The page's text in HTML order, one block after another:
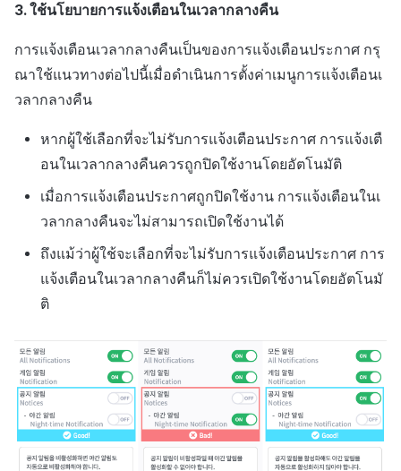
3. ใช้นโยบายการแจ้งเตือนในเวลากลางคืน
การแจ้งเตือนเวลากลางคืนเป็นของการแจ้งเตือนประกาศ กรุ
ณาใช้แนวทางต่อไปนี้เมื่อดำเนินการตั้งค่าเมนูการแจ้งเตือนเ
วลากลางคืน
หากผู้ใช้เลือกที่จะไม่รับการแจ้งเตือนประกาศ การแจ้งเตื
อนในเวลากลางคืนควรถูกปิดใช้งานโดยอัตโนมัติ
เมื่อการแจ้งเตือนประกาศถูกปิดใช้งาน การแจ้งเตือนในเ
วลากลางคืนจะไม่สามารถเปิดใช้งานได้
ถึงแม้ว่าผู้ใช้จะเลือกที่จะไม่รับการแจ้งเตือนประกาศ การ
แจ้งเตือนในเวลากลางคืนก็ไม่ควรเปิดใช้งานโดยอัตโนมั
ติ